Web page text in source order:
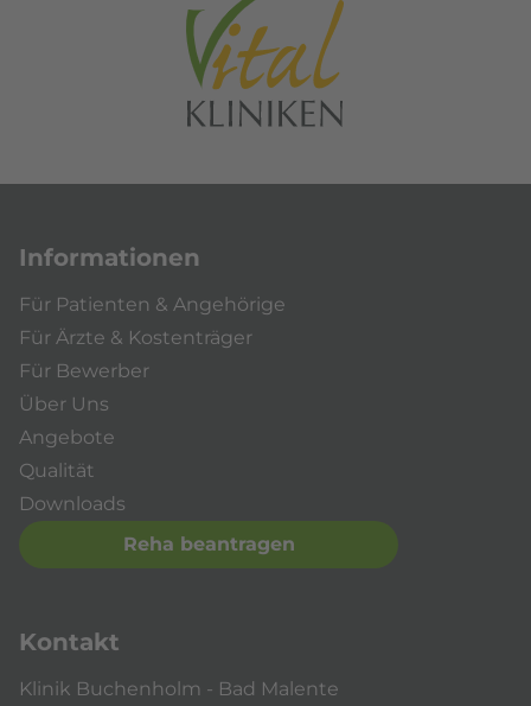
Informationen
Für Patienten & Angehörige
Für Ärzte & Kostenträger
Für Bewerber
Über Uns
Angebote
Qualität
Downloads
Reha beantragen
Kontakt
Klinik Buchenholm - Bad Malente